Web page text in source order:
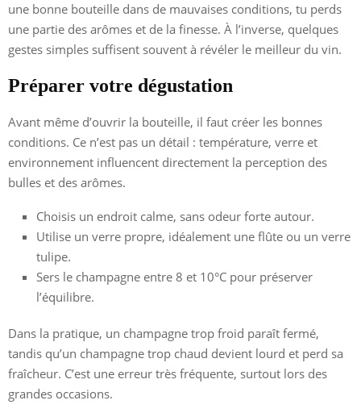
une bonne bouteille dans de mauvaises conditions, tu perds
une partie des arômes et de la finesse. À l’inverse, quelques
gestes simples suffisent souvent à révéler le meilleur du vin.
Préparer votre dégustation
Avant même d’ouvrir la bouteille, il faut créer les bonnes
conditions. Ce n’est pas un détail : température, verre et
environnement influencent directement la perception des
bulles et des arômes.
Choisis un endroit calme, sans odeur forte autour.
Utilise un verre propre, idéalement une flûte ou un verre
tulipe.
Sers le champagne entre 8 et 10°C pour préserver
l’équilibre.
Dans la pratique, un champagne trop froid paraît fermé,
tandis qu’un champagne trop chaud devient lourd et perd sa
fraîcheur. C’est une erreur très fréquente, surtout lors des
grandes occasions.